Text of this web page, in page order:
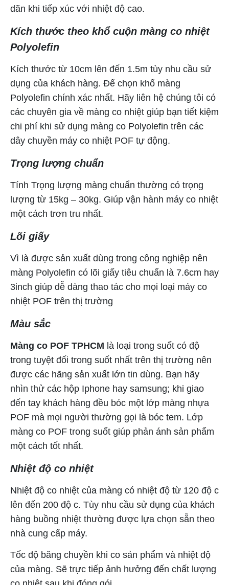
dãn khi tiếp xúc với nhiệt độ cao.
Kích thước theo khổ cuộn màng co nhiệt
Polyolefin
Kích thước từ 10cm lên đến 1.5m tùy nhu cầu sử
dụng của khách hàng. Để chọn khổ màng
Polyolefin chính xác nhất. Hãy liên hệ chúng tôi có
các chuyên gia về màng co nhiệt giúp bạn tiết kiệm
chi phí khi sử dụng màng co Polyolefin trên các
dây chuyền máy co nhiệt POF tự động.
Trọng lượng chuẩn
Tính Trọng lượng màng chuẩn thường có trọng
lượng từ 15kg – 30kg. Giúp vận hành máy co nhiệt
một cách trơn tru nhất.
Lõi giấy
Vì là được sản xuất dùng trong công nghiệp nên
màng Polyolefin có lõi giấy tiêu chuẩn là 7.6cm hay
3inch giúp dễ dàng thao tác cho mọi loại máy co
nhiệt POF trên thị trường
Màu sắc
Màng co POF TPHCM là loại trong suốt có độ
trong tuyệt đối trong suốt nhất trên thị trường nên
được các hãng sản xuất lớn tin dùng. Bạn hãy
nhìn thử các hộp Iphone hay samsung; khi giao
đến tay khách hàng đều bóc một lớp màng nhựa
POF mà mọi người thường gọi là bóc tem. Lớp
màng co POF trong suốt giúp phản ánh sản phẩm
một cách tốt nhất.
Nhiệt độ co nhiệt
Nhiệt độ co nhiệt của màng có nhiệt độ từ 120 độ c
lên đến 200 độ c. Tùy nhu cầu sử dụng của khách
hàng buồng nhiệt thường được lựa chọn sẵn theo
nhà cung cấp máy.
Tốc độ băng chuyền khi co sản phẩm và nhiệt độ
của màng. Sẽ trực tiếp ảnh hưởng đến chất lượng